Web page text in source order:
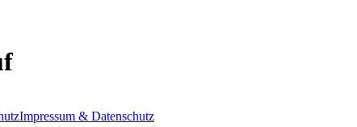
Impressum & Datenschutz